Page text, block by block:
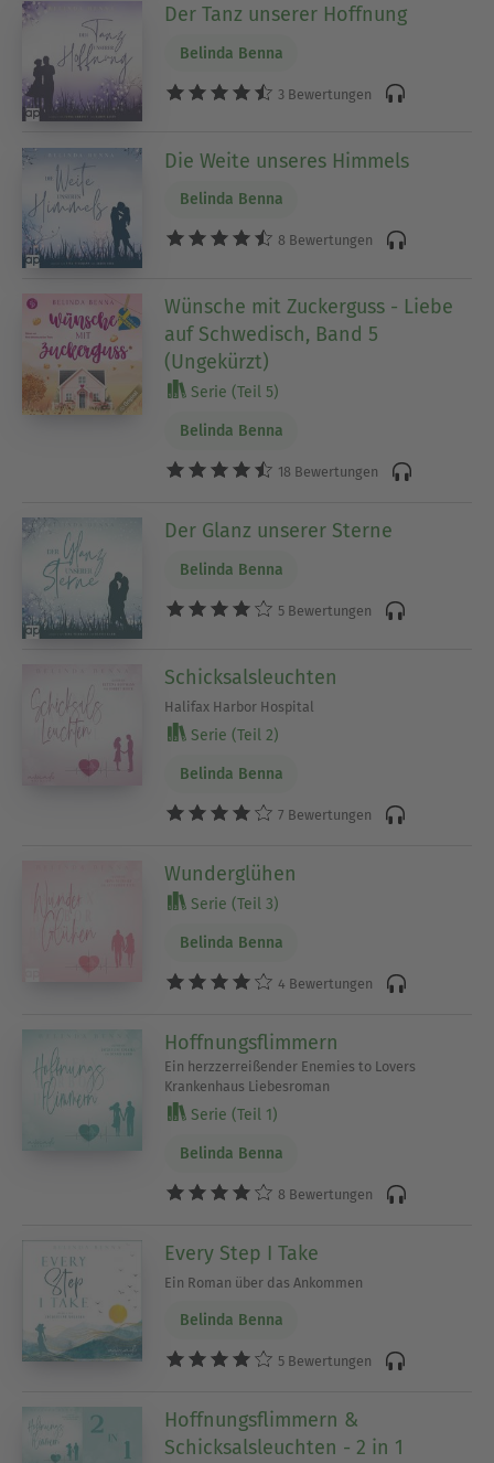
Der Tanz unserer Hoffnung
Belinda Benna
3 Bewertungen
Die Weite unseres Himmels
Belinda Benna
8 Bewertungen
Wünsche mit Zuckerguss - Liebe
auf Schwedisch, Band 5
(Ungekürzt)
Serie (Teil 5)
Belinda Benna
18 Bewertungen
Der Glanz unserer Sterne
Belinda Benna
5 Bewertungen
Schicksalsleuchten
Halifax Harbor Hospital
Serie (Teil 2)
Belinda Benna
7 Bewertungen
Wunderglühen
Serie (Teil 3)
Belinda Benna
4 Bewertungen
Hoffnungsflimmern
Ein herzzerreißender Enemies to Lovers
Krankenhaus Liebesroman
Serie (Teil 1)
Belinda Benna
8 Bewertungen
Every Step I Take
Ein Roman über das Ankommen
Belinda Benna
5 Bewertungen
Hoffnungsflimmern &
Schicksalsleuchten - 2 in 1